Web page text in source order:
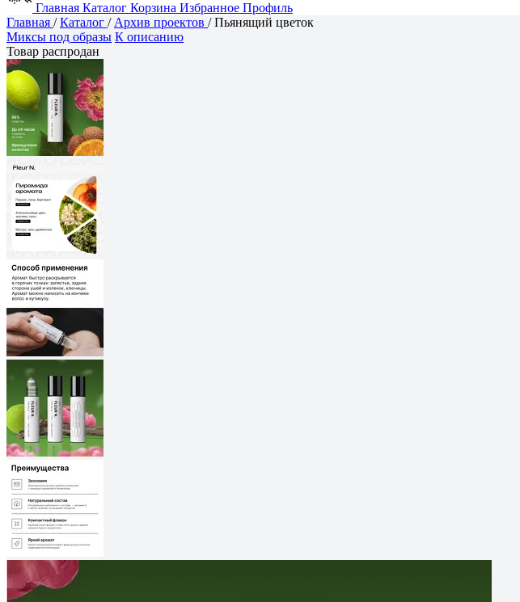
Главная Каталог Корзина Избранное Профиль
Главная /Каталог / Архив проектов /Пьянящий цветок
Миксы под образы К описанию
Товар распродан